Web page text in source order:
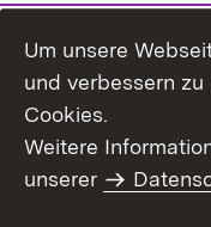
Um unsere
und verbessern
Cookies.
Weitere
unserer